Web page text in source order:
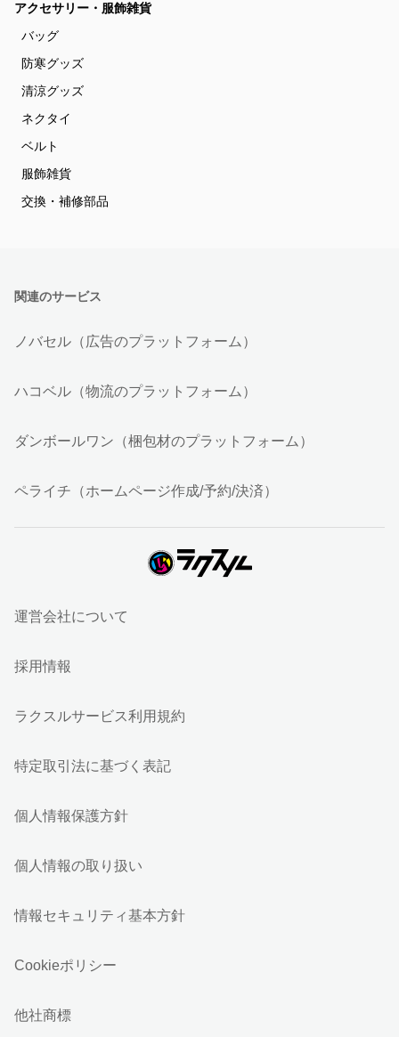
アクセサリー・服飾雑貨
バッグ
防寒グッズ
清涼グッズ
ネクタイ
ベルト
服飾雑貨
交換・補修部品
関連のサービス
ノバセル（広告のプラットフォーム）
ハコベル（物流のプラットフォーム）
ダンボールワン（梱包材のプラットフォーム）
ペライチ（ホームページ作成/予約/決済）
運営会社について
採用情報
ラクスルサービス利用規約
特定取引法に基づく表記
個人情報保護方針
個人情報の取り扱い
情報セキュリティ基本方針
Cookieポリシー
他社商標